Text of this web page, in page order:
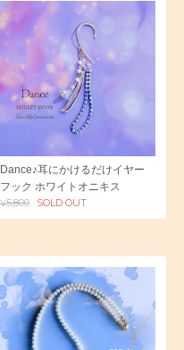
Dance♪耳にかけるだけイヤー
フック ホワイトオニキス
¥5,800 SOLD OUT